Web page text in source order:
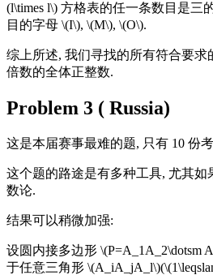
(l\times l\) 方格表的任一条数目是三
目的字母 \(I\), \(M\), \(O\).
综上所述, 我们寻找的所有符合要求
倍数的全体正整数.
Problem 3 ( Russia)
这是本届赛事最难的题, 只有 10 份
这个题的路途是有多种工具, 尤其如
数论.
结果可以稍微加强:
设圆内接多边形 \(P=A_1A_2\dotsm
于任意三角形